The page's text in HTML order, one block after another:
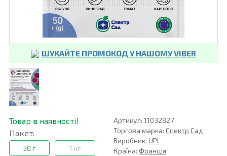
ШУКАЙТЕ ПРОМОКОД У НАШОМУ VIBER
Товар в наявності!
Пакет:
50 г 1 кг
Артикул: 11032827
Торгова марка: Спектр Сад
Виробник: UPL
Країна: Франція